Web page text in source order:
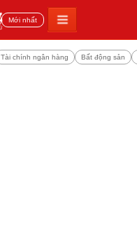
Mới nhất
Tài chính ngân hàng Bất động sản